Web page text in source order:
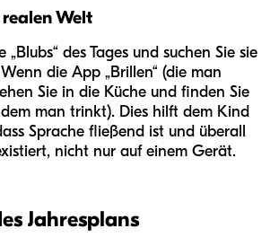
Welt
„Blubs“ des Tages und suchen Sie sie
die App „Brillen“ (die man
Sie in die Küche und finden Sie
dem man trinkt). Dies hilft dem Kind
Sprache fließend ist und überall
nicht nur auf einem Gerät.
Jahresplans